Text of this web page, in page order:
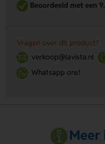
Beoordeeld met een
Vragen over dit product?
verkoop@lavista.nl
Whatsapp ons!